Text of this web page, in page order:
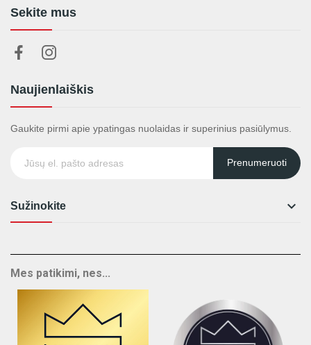
Sekite mus
Naujienlaiškis
Gaukite pirmi apie ypatingas nuolaidas ir superinius pasiūlymus.
Prenumeruoti
Sužinokite 
Mes patikimi, nes...